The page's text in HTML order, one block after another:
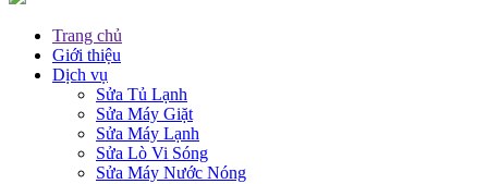
Trang chủ
Giới thiệu
Dịch vụ
Sửa Tủ Lạnh
Sửa Máy Giặt
Sửa Máy Lạnh
Sửa Lò Vi Sóng
Sửa Máy Nước Nóng